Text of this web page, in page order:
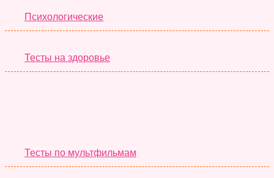
Психологические
Тесты на здоровье
Тесты по мультфильмам